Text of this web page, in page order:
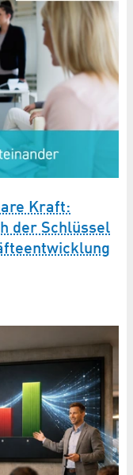
Kraft:
der Schlüssel